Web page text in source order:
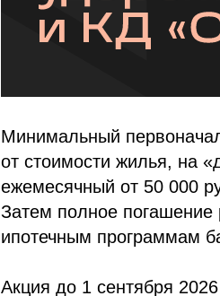
Минимальный
от стоимости жилья, на
ежемесячный от 50 000
Затем полное погашение
ипотечным программам
Акция до 1 сентября